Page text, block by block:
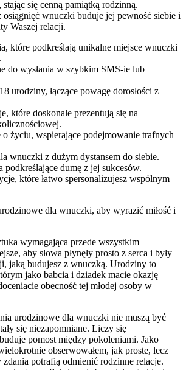
się cenną pamiątką rodzinną.
osiągnięć wnuczki buduje jej pewność siebie i
Waszej relacji.
które podkreślają unikalne miejsce wnuczki
do wysłania w szybkim SMS-ie lub
urodziny, łączące powagę dorosłości z
które doskonale prezentują się na
o życiu, wspierające podejmowanie trafnych
wnuczki z dużym dystansem do siebie.
podkreślające dumę z jej sukcesów.
które łatwo spersonalizujesz wspólnym
dla wnuczki, aby wyrazić miłość i
wymagająca przede wszystkim
aby słowa płynęły prosto z serca i były
jaką budujesz z wnuczką. Urodziny to
jako babcia i dziadek macie okazję
obecność tej młodej osoby w
urodzinowe dla wnuczki nie muszą być
się niezapomniane. Liczy się
pomost między pokoleniami. Jako
obserwowałem, jak proste, lecz
zdania potrafią odmienić rodzinne relacje.